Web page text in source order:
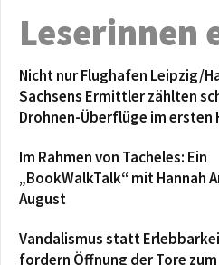
Leserinnen
Nicht nur Flughafen Leipzig/
Sachsens Ermittler zählten
Drohnen-Überflüge im ersten
Im Rahmen von Tacheles: Ein
„BookWalkTalk“ mit Hannah
August
Vandalismus statt
fordern Öffnung der Tore zum